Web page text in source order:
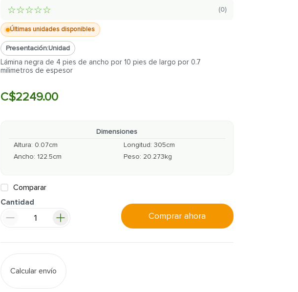
☆☆☆☆☆ (0)
Últimas unidades disponibles
Presentación:Unidad
Lámina negra de 4 pies de ancho por 10 pies de largo por 0.7
milimetros de espesor
C$2249.00
Dimensiones
Altura: 0.07cm Longitud: 305cm
Ancho: 122.5cm Peso: 20.273kg
Comparar
Cantidad
Comprar ahora
Calcular envío